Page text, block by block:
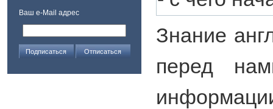
Ваш e-Mail адрес
Знание
перед